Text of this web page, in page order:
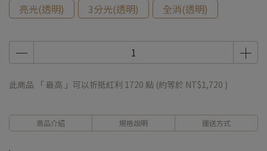
亮光(透明)
3分光(透明) 全消(透明)
此商品 「 最高 」可以折抵紅利 1720 點 (約等於 NT$1,720 )
商品介紹 規格說明 運送方式